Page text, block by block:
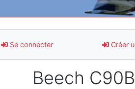
Se connecter Créer
Beech C90B